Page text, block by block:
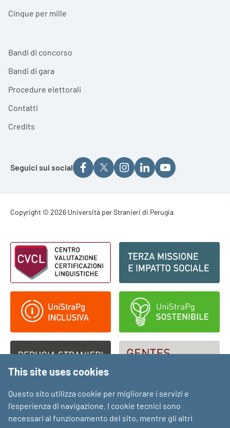
Cinque per mille
Bandi di concorso
Bandi di gara
Procedure elettorali
Contatti
Credits
Seguici sui social
Footer - Copyright
Copyright © 2026 Università per Stranieri di Perugia
Footer - Loghi
This site uses cookies
Questo sito utilizza cookie per migliorare i servizi e
l’esperienza di navigazione. I cookie tecnici sono
necessari al funzionamento del sito, mentre gli altri